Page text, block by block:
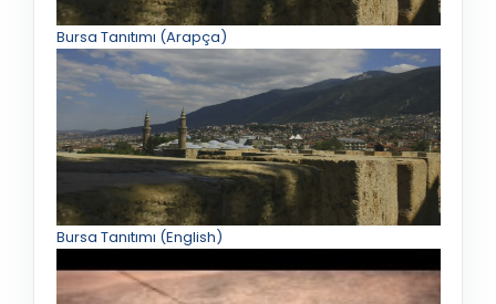
Bursa Tanıtımı (Arapça)
Bursa Tanıtımı (English)